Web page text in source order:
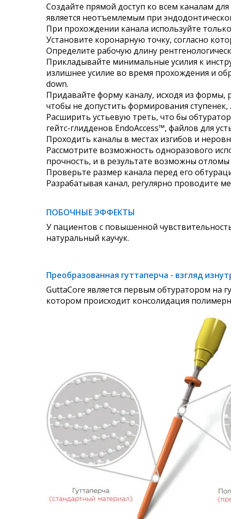
Создайте прямой доступ ко всем каналам
является неотъемлемым при
При прохождении канала используйте
Установите коронарную точку, согласно
Определите рабочую длину
Прикладывайте минимальные усилия к
излишнее усилие во время прохождения и
down.
Придавайте форму каналу, исходя из формы,
чтобы не допустить формирования
Расширить устьевую треть, что бы
гейтс-глидденов EndoAccess™, файлов для
Проходить каналы в местах изгибов и
Рассмотрите возможность одноразового
прочность, и в результате возможны
Проверьте размер канала перед его
Разрабатывая канал, регулярно проводите
ПОБОЧНЫЕ ЭФФЕКТЫ
У пациентов с повышенной
натуральный каучук.
Преобразованная гуттаперча - взгляд
GuttaCore является первым обтуратором на
котором происходит консолидация